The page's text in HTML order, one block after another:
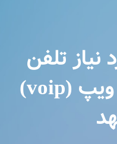
تلفن
ثابت اینترنتی یا ویپ (voip)